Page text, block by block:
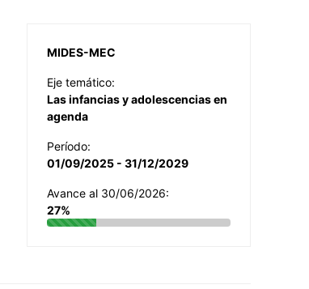
MIDES-MEC
Eje temático:
Las infancias y adolescencias en
agenda
Período:
01/09/2025 - 31/12/2029
Avance al 30/06/2026:
27%